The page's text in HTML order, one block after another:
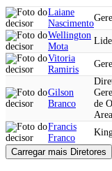
Laiane
Nascimento
Wellington
Mota
Vitoria
Ramiris
Gilson
Branco
de
Area
Francis
Franco
Carregar mais Diretores